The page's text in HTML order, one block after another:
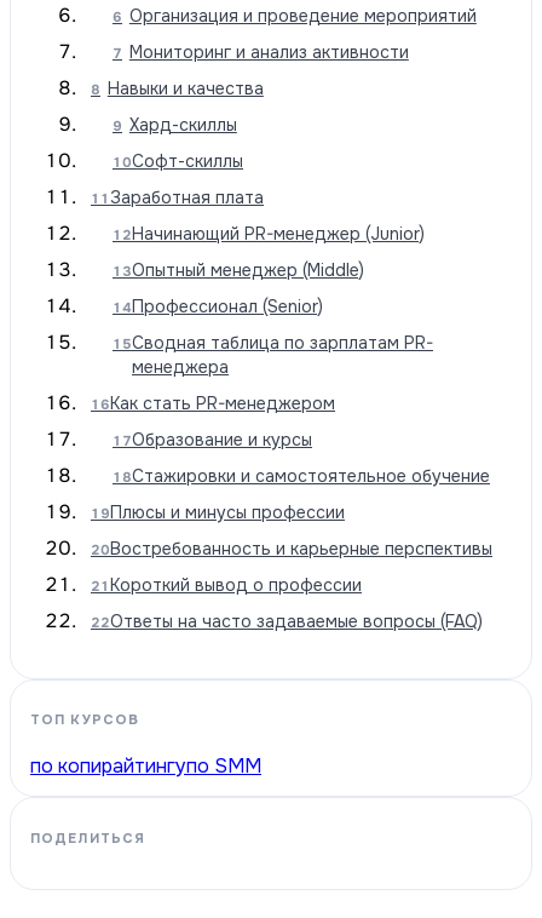
6 Организация и проведение мероприятий
7 Мониторинг и анализ активности
8 Навыки и качества
9 Хард-скиллы
10Софт-скиллы
11 Заработная плата
12Начинающий PR-менеджер (Junior)
13Опытный менеджер (Middle)
14Профессионал (Senior)
15Сводная таблица по зарплатам PR-
менеджера
16Как стать PR-менеджером
17Образование и курсы
18Стажировки и самостоятельное обучение
19Плюсы и минусы профессии
20Востребованность и карьерные перспективы
21 Короткий вывод о профессии
22Ответы на часто задаваемые вопросы (FAQ)
ТОП КУРСОВ
по копирайтингупо SMM
ПОДЕЛИТЬСЯ